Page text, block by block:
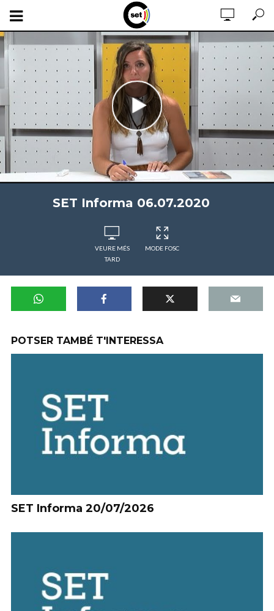
SET Informa 06.07.2020
VEURE MÉS
TARD
MODE FOSC
POTSER TAMBÉ T'INTERESSA
SET Informa 20/07/2026